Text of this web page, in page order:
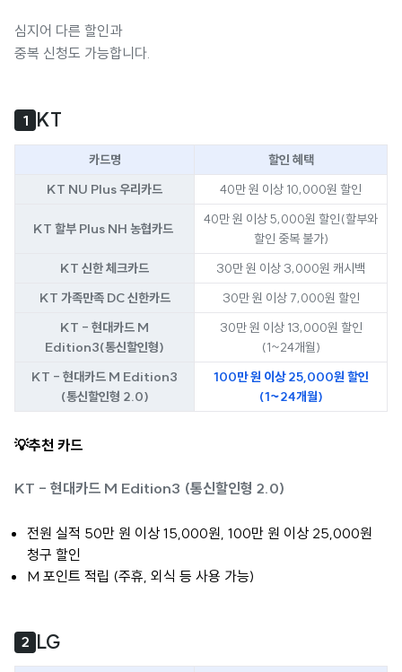
심지어 다른 할인과
중복 신청도 가능합니다.
1 KT
카드명
할인 혜택
KT NU Plus 우리카드
40만 원 이상 10,000원 할인
KT 할부 Plus NH 농협카드
40만 원 이상 5,000원 할인(할부와
할인 중복 불가)
KT 신한 체크카드
30만 원 이상 3,000원 캐시백
KT 가족만족 DC 신한카드
30만 원 이상 7,000원 할인
KT - 현대카드 M
Edition3(통신할인형)
30만 원 이상 13,000원 할인
(1~24개월)
KT - 현대카드 M Edition3
(통신할인형 2.0)
100만 원 이상 25,000원 할인
(1~24개월)
💡추천 카드
KT - 현대카드 M Edition3 (통신할인형 2.0)
전원 실적 50만 원 이상 15,000원, 100만 원 이상 25,000원
청구 할인
M 포인트 적립 (주휴, 외식 등 사용 가능)
2 LG